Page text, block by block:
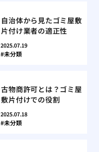
自治体から見たゴミ屋敷
片付け業者の適正性
2025.07.19
未分類
古物商許可とは？ゴミ屋
敷片付けでの役割
2025.07.18
未分類